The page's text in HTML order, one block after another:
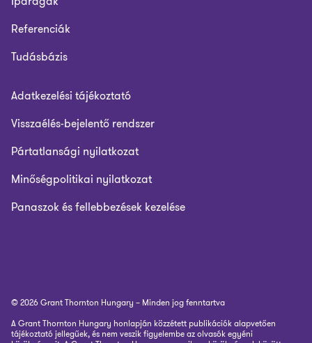
Referenciák
Tudásbázis
Adatkezelési tájékoztató
Visszaélés-bejelentő rendszer
Pártatlansági nyilatkozat
Minőségpolitikai nyilatkozat
Panaszok és fellebbezések kezelése
© 2026 Grant Thornton Hungary – Minden jog fenntartva
A Grant Thornton Hungary honlapján közzétett publikációk alapvetően
tájékoztató jellegűek, és nem veszik figyelembe az olvasók egyéni